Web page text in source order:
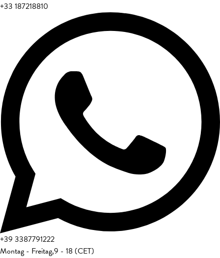
+33 187218810
+39 3387791222
Montag - Freitag,9 - 18 (CET)